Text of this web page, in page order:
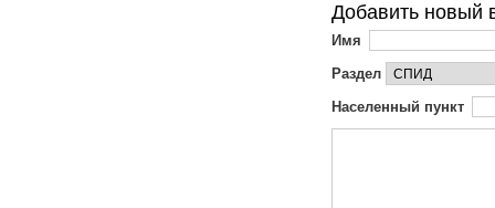
Добавить новый
Имя
Раздел
Населенный пункт